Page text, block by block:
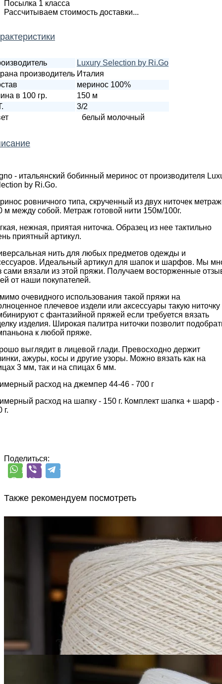
Посылка 1 класса
Рассчитываем стоимость доставки...
Luxury Selection by Ri.Go
производитель Италия
меринос 100%
в 100 гр.
150 м
3/2
белый молочный
- итальянский бобинный меринос от производителя
by Ri.Go.
ровничного типа, скрученный из двух ниточек
м между собой. Метраж готовой нити 150м/100г.
нежная, приятая ниточка. Образец из нее тактильно
приятный артикул.
нить для любых предметов одежды и
Идеальный артикул для шапок и шарфов. Мы
сами вязали из этой пряжи. Получаем восторженные
от наши покупателей.
очевидного использования такой пряжи на
плечевое издели или аксессуары такую ниточку
с фантазийной пряжей если требуется вязать
изделия. Широкая палитра ниточки позволит
к любой пряже.
выглядит в лицевой глади. Превосходно держит
ажуры, косы и другие узоры. Можно вязать как на
3 мм, так и на спицах 6 мм.
расход на джемпер 44-46 - 700 г
расход на шапку - 150 г. Комплект шапка + шарф -
г.
Поделиться:
Также рекомендуем посмотреть
Himalaya
як 50%, кашемир 15%, шёлк 20%,
меринос 15%
500 м/100 гбелый молочный
1 900₽
за 100 г
Купить
Микропайетки на